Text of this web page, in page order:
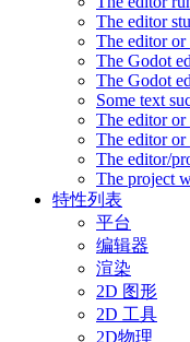
The editor
The editor or
The Godot
The Godot
Some text
The editor or
The editor or
The editor/
The project
特性列表
平台
编辑器
渲染
2D 图形
2D 工具
2D物理